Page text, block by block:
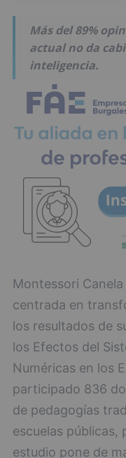
Más del 89%
actual no da
inteligencia.
Montessori
centrada en
los resultados de
los Efectos del
Numéricas en los
participado 836
de pedagogías
escuelas públicas,
estudio pone de